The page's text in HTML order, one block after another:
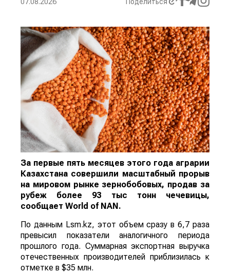
За первые пять месяцев этого года аграрии
Казахстана совершили масштабный прорыв
на мировом рынке зернобобовых, продав за
рубеж более 93 тыс тонн чечевицы,
сообщает World of NAN.
По данным Lsm.kz, этот объем сразу в 6,7 раза
превысил показатели аналогичного периода
прошлого года. Суммарная экспортная выручка
отечественных производителей приблизилась к
отметке в $35 млн.